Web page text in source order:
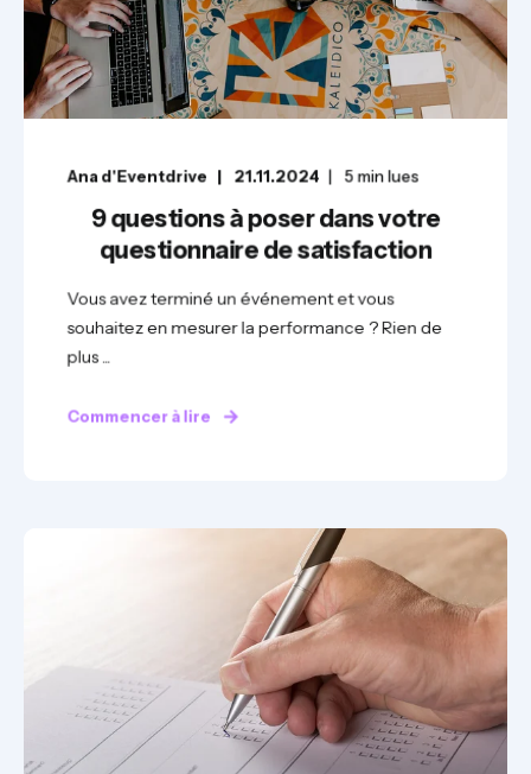
Ana d'Eventdrive 21.11.2024 5min lues
9 questions à poser dans votre
questionnaire de satisfaction
Vous avez terminé un événement et vous
souhaitez en mesurer la performance ? Rien de
plus ...
Commencer à lire